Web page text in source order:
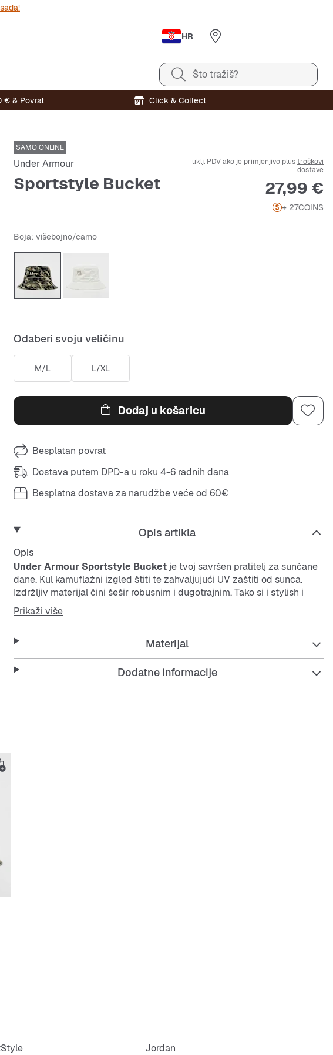
HR
Što tražiš?
€ & Povrat Click & Collect
SAMO ONLINE
Under Armour
Sportstyle Bucket
uklj. PDV ako je primjenjivo plustroškovi
dostave
Cijena
27,99 €
+ 27COINS
Boja: višebojno/camo
Odaberi svoju veličinu
M/L L/XL
Dodaj u košaricu
Besplatan povrat
Dostava putem DPD-a u roku 4-6 radnih dana
Besplatna dostava za narudžbe veće od 60€
Opis artikla
Opis
Under Armour Sportstyle Bucket je tvoj savršen pratitelj za sunčane
dane. Kul kamuflažni izgled štiti te zahvaljujući UV zaštiti od sunca.
Izdržljiv materijal čini šešir robusnim i dugotrajnim. Tako si i stylish i
praktičan u pokretu.
Features:
Prikaži više
Materijal
Dodatne informacije
Jordan